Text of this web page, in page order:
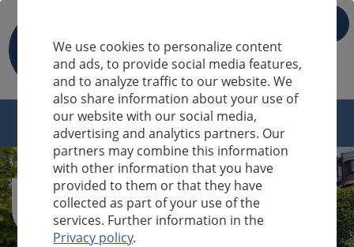
We use cookies to personalize content
and ads, to provide social media features,
and to analyze traffic to our website. We
also share information about your use of
our website with our social media,
advertising and analytics partners. Our
partners may combine this information
with other information that you have
provided to them or that they have
collected as part of your use of the
services. Further information in the
Privacy policy.